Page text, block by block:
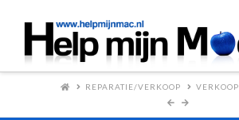
REPARATIE/VERKOOP VERKOOP